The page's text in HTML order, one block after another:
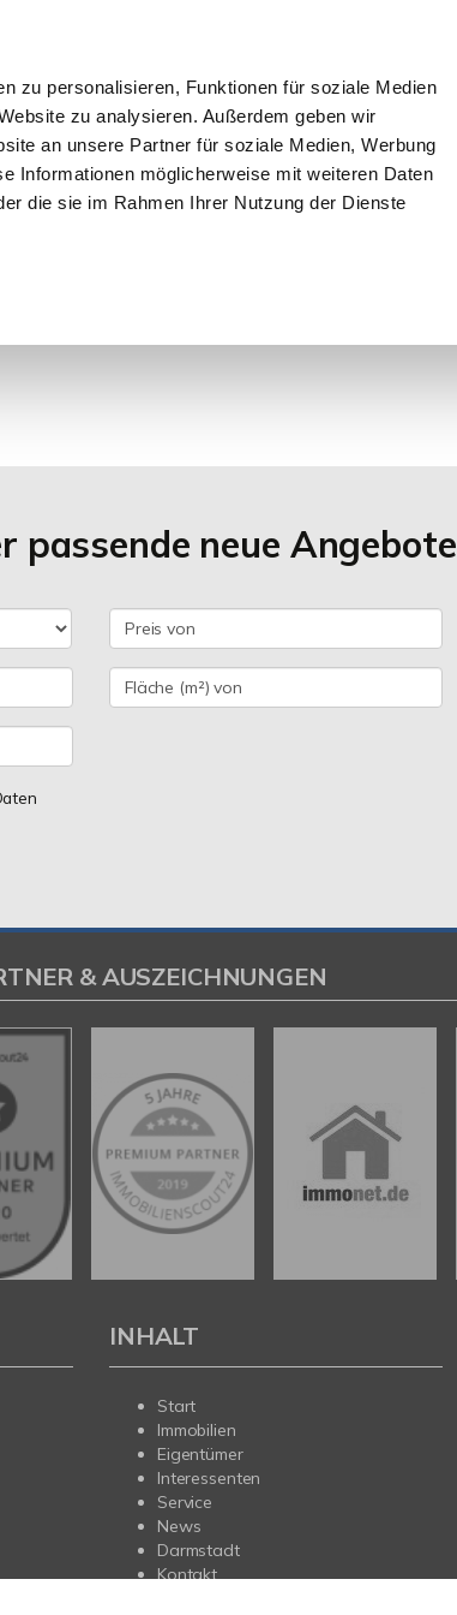
zu personalisieren, Funktionen für soziale Medien
zu analysieren. Außerdem geben wir
an unsere Partner für soziale Medien, Werbung
Informationen möglicherweise mit weiteren Daten
die sie im Rahmen Ihrer Nutzung der Dienste
EIGENTÜMER INTERESSENTEN
neue Angebote
& AUSZEICHNUNGEN
INHALT
Start
Immobilien
Eigentümer
Interessenten
Service
News
Darmstadt
Kontakt